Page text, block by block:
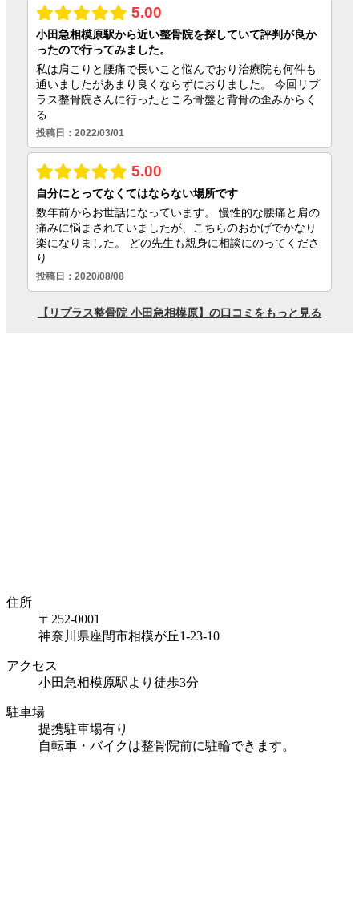
住所
〒252-0001
神奈川県座間市相模が丘1-23-10
アクセス
小田急相模原駅より徒歩3分
駐車場
提携駐車場有り
自転車・バイクは整骨院前に駐輪できます。